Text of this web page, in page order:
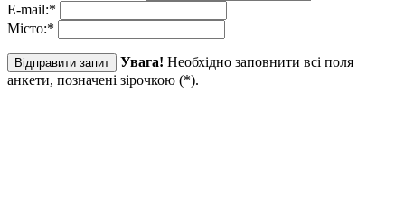
E-mail:*
Місто:*
Увага! Необхідно заповнити всі поля
анкети, позначені зірочкою (*).